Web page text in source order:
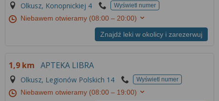
Olkusz, Konopnickiej 4 Wyświetl numer
Niebawem otwieramy (08:00 – 20:00)
Znajdź leki w okolicy i zarezerwuj
1,9 km APTEKA LIBRA
Olkusz, Legionów Polskich 14 Wyświetl numer
Niebawem otwieramy (08:00 – 19:00)